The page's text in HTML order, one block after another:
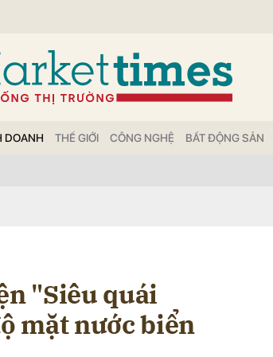
DOANH THẾ GIỚI CÔNG NGHỆ BẤT ĐỘNG SẢN
"Siêu quái
mặt nước biển